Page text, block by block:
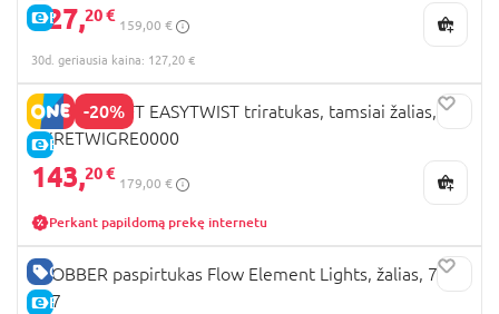
E-KAINA
127,20 €
159,00 €
30d. geriausia kaina: 127,20 €
-20%
E-KAINA
KINDERKRAFT EASYTWIST triratukas, tamsiai žalias,
KKRETWIGRE0000
143,20 €
179,00 €
Perkant papildomą prekę internetu
GERA KAINA
E-KAINA
GLOBBER paspirtukas Flow Element Lights, žalias, 721-
307